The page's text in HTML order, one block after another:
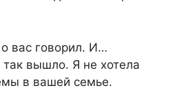
вас говорил. И…
так вышло. Я не хотела
в вашей семье.